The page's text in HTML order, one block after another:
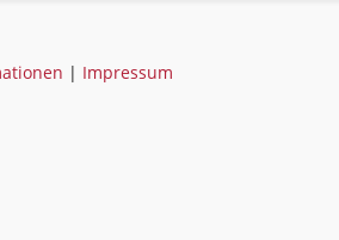
| Impressum